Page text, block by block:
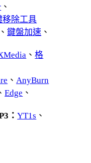
、
移除工具
、鍵盤加速 、
、格
、 AnyBurn
Edge 、
：YT1s 、